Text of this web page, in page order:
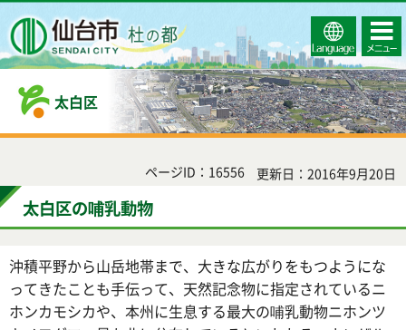
Select
Language
コンテ
ンツメ
ニュー
太白区
ページID：16556 更新日：2016年9月20日
太白区の哺乳動物
沖積平野から山岳地帯まで、大きな広がりをもつようにな
ってきたことも手伝って、天然記念物に指定されているニ
ホンカモシカや、本州に生息する最大の哺乳動物ニホンツ